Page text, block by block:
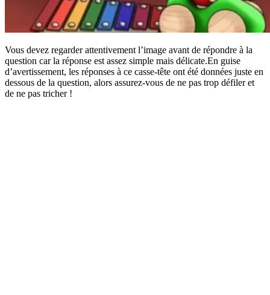
Vous devez regarder attentivement l’image avant de répondre à la
question car la réponse est assez simple mais délicate.En guise
d’avertissement, les réponses à ce casse-tête ont été données juste en
dessous de la question, alors assurez-vous de ne pas trop défiler et
de ne pas tricher !